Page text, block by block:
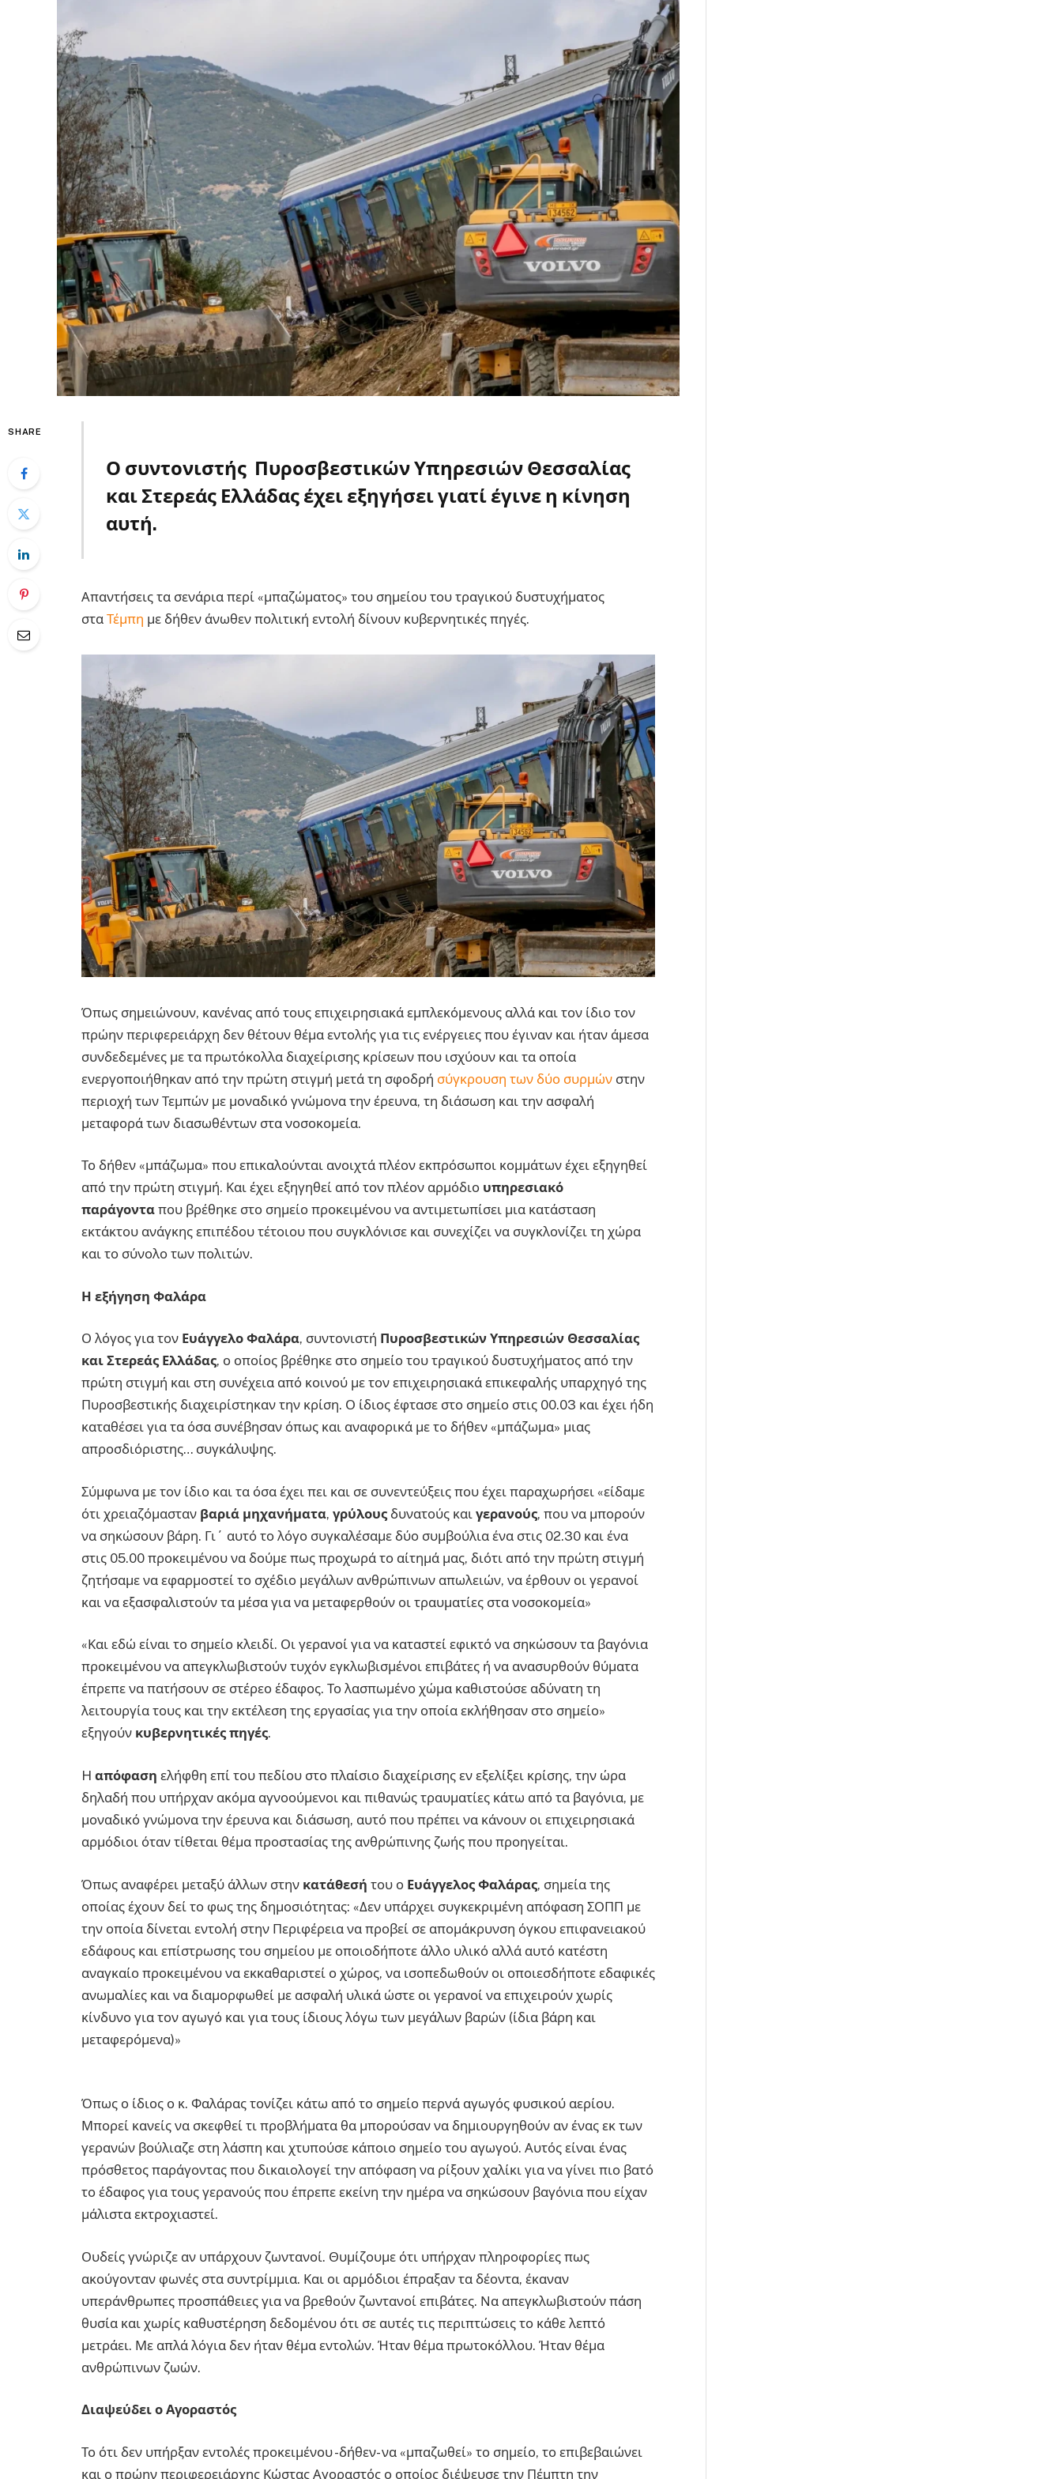
SHARE
Ο συντονιστής Πυροσβεστικών Υπηρεσιών Θεσσαλίας
και Στερεάς Ελλάδας έχει εξηγήσει γιατί έγινε η κίνηση
αυτή.
Απαντήσεις τα σενάρια περί «μπαζώματος» του σημείου του τραγικού δυστυχήματος
στα Τέμπη με δήθεν άνωθεν πολιτική εντολή δίνουν κυβερνητικές πηγές.
Όπως σημειώνουν, κανένας από τους επιχειρησιακά εμπλεκόμενους αλλά και τον ίδιο τον
πρώην περιφερειάρχη δεν θέτουν θέμα εντολής για τις ενέργειες που έγιναν και ήταν άμεσα
συνδεδεμένες με τα πρωτόκολλα διαχείρισης κρίσεων που ισχύουν και τα οποία
ενεργοποιήθηκαν από την πρώτη στιγμή μετά τη σφοδρή σύγκρουση των δύο συρμών στην
περιοχή των Τεμπών με μοναδικό γνώμονα την έρευνα, τη διάσωση και την ασφαλή
μεταφορά των διασωθέντων στα νοσοκομεία.
Το δήθεν «μπάζωμα» που επικαλούνται ανοιχτά πλέον εκπρόσωποι κομμάτων έχει εξηγηθεί
από την πρώτη στιγμή. Και έχει εξηγηθεί από τον πλέον αρμόδιο υπηρεσιακό
παράγοντα που βρέθηκε στο σημείο προκειμένου να αντιμετωπίσει μια κατάσταση
εκτάκτου ανάγκης επιπέδου τέτοιου που συγκλόνισε και συνεχίζει να συγκλονίζει τη χώρα
και το σύνολο των πολιτών.
Η εξήγηση Φαλάρα
Ο λόγος για τον Ευάγγελο Φαλάρα, συντονιστή Πυροσβεστικών Υπηρεσιών Θεσσαλίας
και Στερεάς Ελλάδας, ο οποίος βρέθηκε στο σημείο του τραγικού δυστυχήματος από την
πρώτη στιγμή και στη συνέχεια από κοινού με τον επιχειρησιακά επικεφαλής υπαρχηγό της
Πυροσβεστικής διαχειρίστηκαν την κρίση. Ο ίδιος έφτασε στο σημείο στις 00.03 και έχει ήδη
καταθέσει για τα όσα συνέβησαν όπως και αναφορικά με το δήθεν «μπάζωμα» μιας
απροσδιόριστης… συγκάλυψης.
Σύμφωνα με τον ίδιο και τα όσα έχει πει και σε συνεντεύξεις που έχει παραχωρήσει «είδαμε
ότι χρειαζόμασταν βαριά μηχανήματα, γρύλους δυνατούς και γερανούς, που να μπορούν
να σηκώσουν βάρη. Γι΄ αυτό το λόγο συγκαλέσαμε δύο συμβούλια ένα στις 02.30 και ένα
στις 05.00 προκειμένου να δούμε πως προχωρά το αίτημά μας, διότι από την πρώτη στιγμή
ζητήσαμε να εφαρμοστεί το σχέδιο μεγάλων ανθρώπινων απωλειών, να έρθουν οι γερανοί
και να εξασφαλιστούν τα μέσα για να μεταφερθούν οι τραυματίες στα νοσοκομεία»
«Και εδώ είναι το σημείο κλειδί. Οι γερανοί για να καταστεί εφικτό να σηκώσουν τα βαγόνια
προκειμένου να απεγκλωβιστούν τυχόν εγκλωβισμένοι επιβάτες ή να ανασυρθούν θύματα
έπρεπε να πατήσουν σε στέρεο έδαφος. Το λασπωμένο χώμα καθιστούσε αδύνατη τη
λειτουργία τους και την εκτέλεση της εργασίας για την οποία εκλήθησαν στο σημείο»
εξηγούν κυβερνητικές πηγές.
H απόφαση ελήφθη επί του πεδίου στο πλαίσιο διαχείρισης εν εξελίξει κρίσης, την ώρα
δηλαδή που υπήρχαν ακόμα αγνοούμενοι και πιθανώς τραυματίες κάτω από τα βαγόνια, με
μοναδικό γνώμονα την έρευνα και διάσωση, αυτό που πρέπει να κάνουν οι επιχειρησιακά
αρμόδιοι όταν τίθεται θέμα προστασίας της ανθρώπινης ζωής που προηγείται.
Όπως αναφέρει μεταξύ άλλων στην κατάθεσή του ο Ευάγγελος Φαλάρας, σημεία της
οποίας έχουν δεί το φως της δημοσιότητας: «Δεν υπάρχει συγκεκριμένη απόφαση ΣΟΠΠ με
την οποία δίνεται εντολή στην Περιφέρεια να προβεί σε απομάκρυνση όγκου επιφανειακού
εδάφους και επίστρωσης του σημείου με οποιοδήποτε άλλο υλικό αλλά αυτό κατέστη
αναγκαίο προκειμένου να εκκαθαριστεί ο χώρος, να ισοπεδωθούν οι οποιεσδήποτε εδαφικές
ανωμαλίες και να διαμορφωθεί με ασφαλή υλικά ώστε οι γερανοί να επιχειρούν χωρίς
κίνδυνο για τον αγωγό και για τους ίδιους λόγω των μεγάλων βαρών (ίδια βάρη και
μεταφερόμενα)»
Όπως ο ίδιος ο κ. Φαλάρας τονίζει κάτω από το σημείο περνά αγωγός φυσικού αερίου.
Μπορεί κανείς να σκεφθεί τι προβλήματα θα μπορούσαν να δημιουργηθούν αν ένας εκ των
γερανών βούλιαζε στη λάσπη και χτυπούσε κάποιο σημείο του αγωγού. Αυτός είναι ένας
πρόσθετος παράγοντας που δικαιολογεί την απόφαση να ρίξουν χαλίκι για να γίνει πιο βατό
το έδαφος για τους γερανούς που έπρεπε εκείνη την ημέρα να σηκώσουν βαγόνια που είχαν
μάλιστα εκτροχιαστεί.
Ουδείς γνώριζε αν υπάρχουν ζωντανοί. Θυμίζουμε ότι υπήρχαν πληροφορίες πως
ακούγονταν φωνές στα συντρίμμια. Και οι αρμόδιοι έπραξαν τα δέοντα, έκαναν
υπεράνθρωπες προσπάθειες για να βρεθούν ζωντανοί επιβάτες. Να απεγκλωβιστούν πάση
θυσία και χωρίς καθυστέρηση δεδομένου ότι σε αυτές τις περιπτώσεις το κάθε λεπτό
μετράει. Με απλά λόγια δεν ήταν θέμα εντολών. Ήταν θέμα πρωτοκόλλου. Ήταν θέμα
ανθρώπινων ζωών.
Διαψεύδει ο Αγοραστός
Το ότι δεν υπήρξαν εντολές προκειμένου -δήθεν- να «μπαζωθεί» το σημείο, το επιβεβαιώνει
και ο πρώην περιφερειάρχης Κώστας Αγοραστός ο οποίος διέψευσε την Πέμπτη την